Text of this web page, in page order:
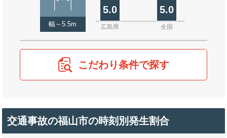
幅～5.5m
5.0 5.0
広島県 全国
こだわり条件で探す
交通事故の福山市の時刻別発生割合